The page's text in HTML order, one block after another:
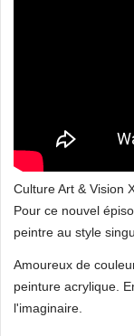
Culture Art & Vision
Pour ce nouvel
peintre au style
Amoureux de
peinture acrylique.
l'imaginaire.